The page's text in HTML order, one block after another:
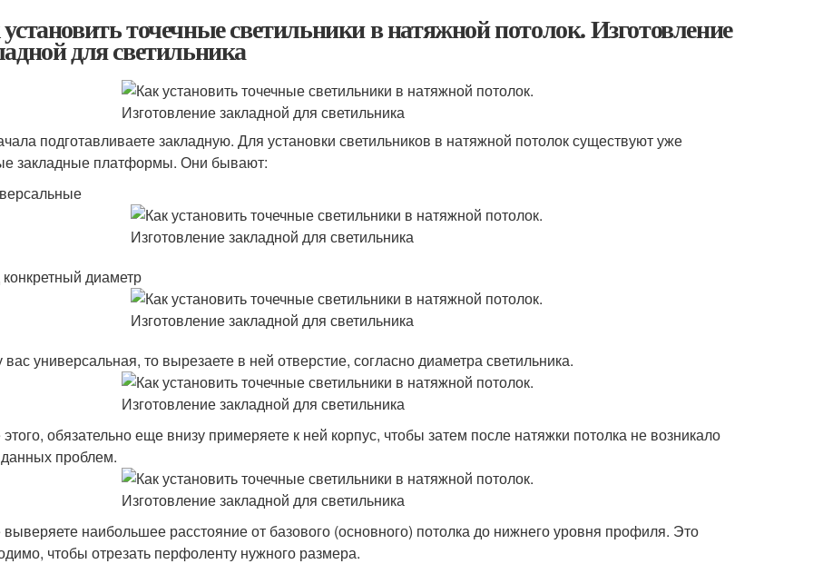
точечные светильники в натяжной потолок. Изготовление
для светильника
подготавливаете закладную. Для установки светильников в натяжной потолок существуют уже
закладные платформы. Они бывают:
диаметр
вас универсальная, то вырезаете в ней отверстие, согласно диаметра светильника.
обязательно еще внизу примеряете к ней корпус, чтобы затем после натяжки потолка не возникало
проблем.
наибольшее расстояние от базового (основного) потолка до нижнего уровня профиля. Это
чтобы отрезать перфоленту нужного размера.